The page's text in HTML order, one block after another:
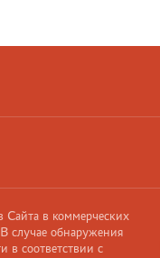
Сайта в коммерческих
случае обнаружения
в соответствии с